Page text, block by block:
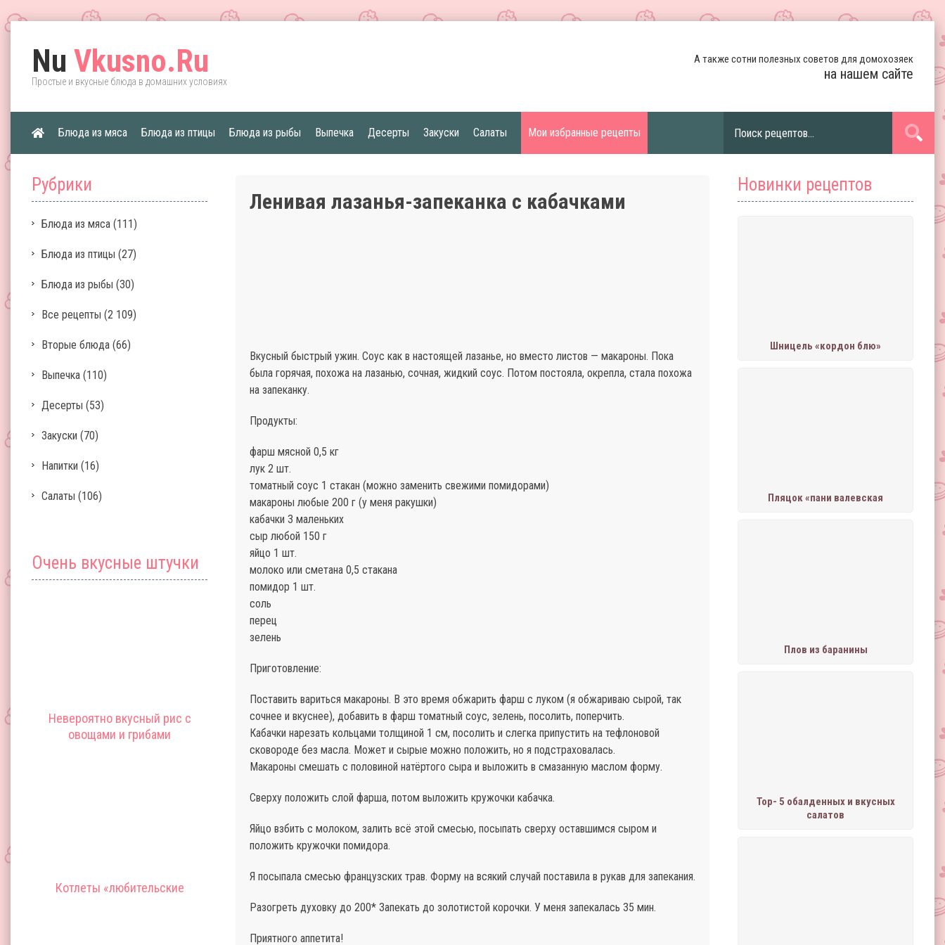
Nu Vkusno.Ru
Простые и вкусные блюда в домашних условиях
А также сотни полезных советов для домохозяек
на нашем сайте
Блюда из мяса Блюда из птицы Блюда из рыбы Выпечка Десерты Закуски Салаты Мои избранные рецепты
Рубрики
Блюда из мяса (111)
Блюда из птицы (27)
Блюда из рыбы (30)
Все рецепты (2 109)
Вторые блюда (66)
Выпечка (110)
Десерты (53)
Закуски (70)
Напитки (16)
Салаты (106)
Очень вкусные штучки
Невероятно вкусный рис с
овощами и грибами
Котлеты «любительские
Новинки рецептов
Шницель «кордон блю»
Пляцок «пани валевская
Плов из баранины
Тор- 5 обалденных и вкусных
салатов
Ленивая лазанья-запеканка с кабачками
Вкусный быстрый ужин. Соус как в настоящей лазанье, но вместо листов — макароны. Пока
была горячая, похожа на лазанью, сочная, жидкий соус. Потом постояла, окрепла, стала похожа
на запеканку.
Продукты:
фарш мясной 0,5 кг
лук 2 шт.
томатный соус 1 стакан (можно заменить свежими помидорами)
макароны любые 200 г (у меня ракушки)
кабачки 3 маленьких
сыр любой 150 г
яйцо 1 шт.
молоко или сметана 0,5 стакана
помидор 1 шт.
соль
перец
зелень
Приготовление:
Поставить вариться макароны. В это время обжарить фарш с луком (я обжариваю сырой, так
сочнее и вкуснее), добавить в фарш томатный соус, зелень, посолить, поперчить.
Кабачки нарезать кольцами толщиной 1 см, посолить и слегка припустить на тефлоновой
сковороде без масла. Может и сырые можно положить, но я подстраховалась.
Макароны смешать с половиной натёртого сыра и выложить в смазанную маслом форму.
Сверху положить слой фарша, потом выложить кружочки кабачка.
Яйцо взбить с молоком, залить всё этой смесью, посыпать сверху оставшимся сыром и
положить кружочки помидора.
Я посыпала смесью французских трав. Форму на всякий случай поставила в рукав для запекания.
Разогреть духовку до 200* Запекать до золотистой корочки. У меня запекалась 35 мин.
Приятного аппетита!